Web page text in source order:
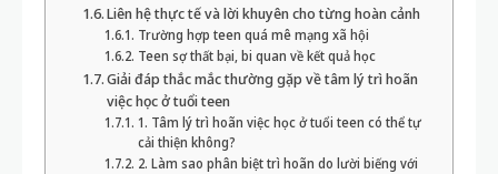
Liên hệ thực tế và lời khuyên cho từng hoàn cảnh
Trường hợp teen quá mê mạng xã hội
Teen sợ thất bại, bi quan về kết quả học
Giải đáp thắc mắc thường gặp về tâm lý trì hoãn
việc học ở tuổi teen
1. Tâm lý trì hoãn việc học ở tuổi teen có thể tự
cải thiện không?
2. Làm sao phân biệt trì hoãn do lười biếng với